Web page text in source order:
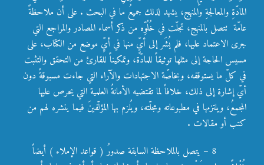
المادّةِ والمعالجةِ والمنهج، يشهد لذلك جميعُ ما في البحث . على أن ملاحظةً
عامّة تتصل بالمنهج، تجلّت في خُلُوِّه من ذكر أسماء المصادر والمراجع التي
جرى الاعتماد عليها، فلم يُشَر إلى أيٍّ منها في أيِّ موضع من الكتاب، على
مسيس الحاجة إلى مثلها توثيقاً للمادّة، وتمكيناً للقارئ من التحقق والتثبت
في كلّ ما يستوقفه، وبخاصّة الاجتهادات والآراء التي جاءت مسبوقةً دون
أيّ إشارة إلى ذلك، خلافاً لما تقتضيه الأمانةُ العلمية التي يحرص عليها
المجمعُ، ويلتزمها في مطبوعاته ومجلّته، ويُلزم بها المؤلّفينَ فيما ينشره لهم من
كتب أو مقالات .
8 – يتصل بالملاحظة السابقة صدورُ ( قواعد الإملاء ) أيضاً